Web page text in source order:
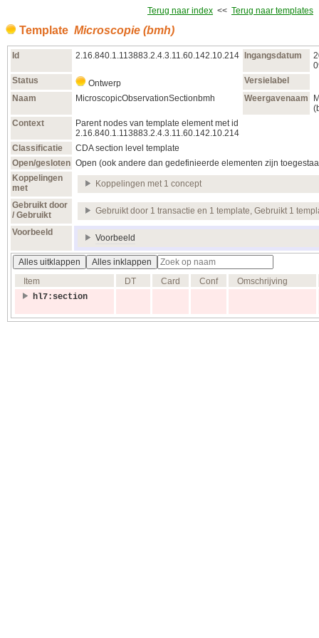
Terug naar index << Terug naar templates
Template Microscopie (bmh)
Id 2.16.840.1.113883.2.4.3.11.60.142.10.214 Ingangsdatum
Status
Ontwerp
Versielabel
Naam
MicroscopicObservationSectionbmh Weergavenaam
Context
Parent nodes van template element met id
2.16.840.1.113883.2.4.3.11.60.142.10.214
Classificatie
CDA section level template
Open/gesloten Open (ook andere dan gedefinieerde elementen zijn
Koppelingen
met
Koppelingen met 1 concept
Gebruikt door
/ Gebruikt
Gebruikt door 1 transactie en 1 template, Gebruikt 1
Voorbeeld
Voorbeeld
Alles uitklappen
Alles inklappen
Item
DT Card Conf
Omschrijving
hl7:section